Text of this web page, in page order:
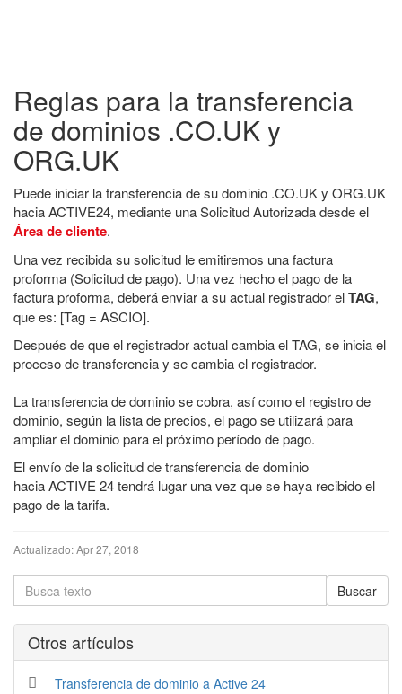
Reglas para la transferencia
de dominios .CO.UK y
ORG.UK
Puede iniciar la transferencia de su dominio .CO.UK y ORG.UK
hacia ACTIVE24, mediante una Solicitud Autorizada desde el
Área de cliente.
Una vez recibida su solicitud le emitiremos una factura
proforma (Solicitud de pago). Una vez hecho el pago de la
factura proforma, deberá enviar a su actual registrador elTAG,
que es: [Tag = ASCIO].
Después de que el registrador actual cambia el TAG, se inicia el
proceso de transferencia y se cambia el registrador.
La transferencia de dominio se cobra, así como el registro de
dominio, según la lista de precios, el pago se utilizará para
ampliar el dominio para el próximo período de pago.
El envío de la solicitud de transferencia de dominio
hacia ACTIVE 24 tendrá lugar una vez que se haya recibido el
pago de la tarifa.
Actualizado:Apr 27, 2018
Otros artí­culos
Transferencia de dominio a Active 24